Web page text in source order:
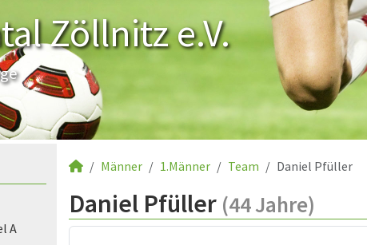
Zöllnitz e.V.
A
Männer 1.Männer Team Daniel Pfüller
Daniel Pfüller (44 Jahre)